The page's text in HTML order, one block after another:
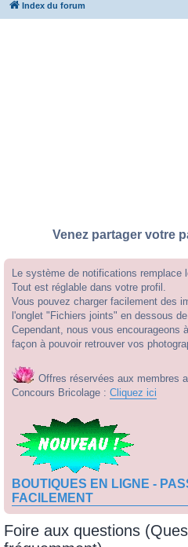
Index du forum
Venez partager votre
Le système de notifications remplace
Tout est réglable dans votre profil.
Vous pouvez charger facilement des
l'onglet "Fichiers joints" en dessous
Cependant, nous vous encourageons
façon à pouvoir retrouver vos
Offres réservées aux membres
Concours Bricolage : Cliquez ici
BOUTIQUES EN LIGNE -
FACILEMENT
Foire aux questions